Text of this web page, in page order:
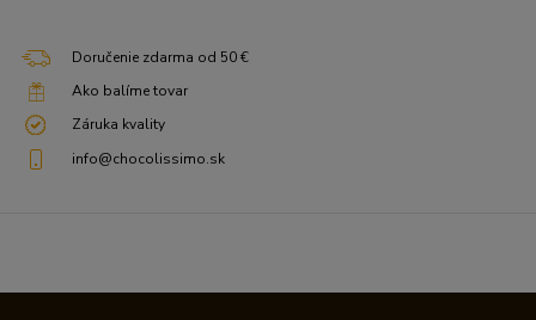
Doručenie zdarma od 50 €
Ako balíme tovar
Záruka kvality
info@chocolissimo.sk